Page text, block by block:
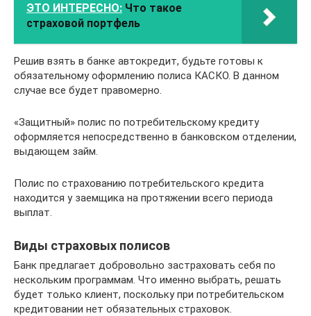
ЭТО ИНТЕРЕСНО: Что такое
страховой портфель
Решив взять в банке автокредит, будьте готовы к
обязательному оформлению полиса КАСКО. В данном
случае все будет правомерно.
«Защитный» полис по потребительскому кредиту
оформляется непосредственно в банковском отделении,
выдающем займ.
Полис по страхованию потребительского кредита
находится у заемщика на протяжении всего периода
выплат.
Виды страховых полисов
Банк предлагает добровольно застраховать себя по
нескольким программам. Что именно выбрать, решать
будет только клиент, поскольку при потребительском
кредитовании нет обязательных страховок.